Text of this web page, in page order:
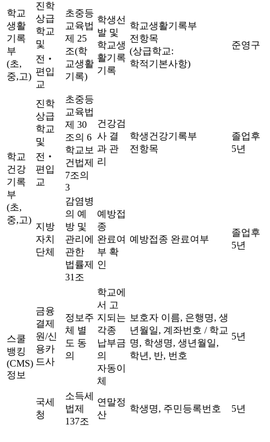
학교
생활
기록
부
(초,
중,고)
진학
상급
학교
및
전‧
편입
교
초중등
교육법
제 25
조(학
교생활
기록)
학생선
발 및
학교생
활기록
기록
학교생활기록부
전항목
(상급학교:
학적기본사항)
준영구
학교
건강
기록
부
(초,
중,고)
진학
상급
학교
및
전‧
편입
교
초중등
교육법
제 30
조의 6
학교보
건법제
7조의
3
건강검
사 결
과 관
리
학생건강기록부
전항목
졸업후
5년
지방
자치
단체
감염병
의 예
방 및
관리에
관한
법률제
31조
예방접
종
완료여
부 확
인
예방접종 완료여부
졸업후
5년
스쿨
뱅킹
(CMS)
정보
금융
결제
원/신
용카
드사
정보주
체 별
도 동
의
학교에
서 고
지되는
각종
납부금
의
자동이
체
보호자 이름, 은행명, 생
년월일, 계좌번호 / 학교
명, 학생명, 생년월일,
학년, 반, 번호
5년
국세
청
소득세
법제
137조
연말정
산
학생명, 주민등록번호 5년